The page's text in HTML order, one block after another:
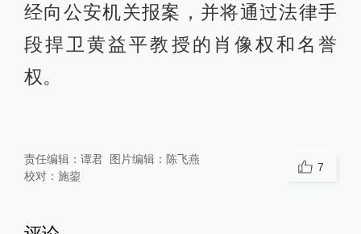
经向公安机关报案，并将通过法律手
段捍卫黄益平教授的肖像权和名誉
权。
责任编辑： 谭君 图片编辑： 陈飞燕
校对： 施鋆
7